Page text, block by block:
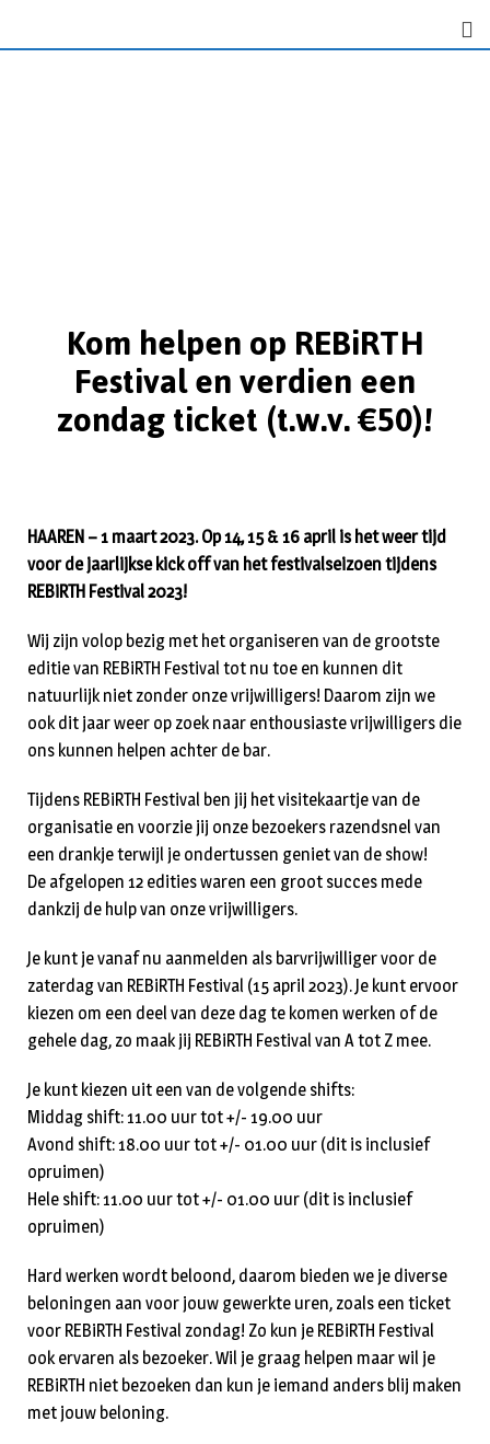
Kom helpen op REBiRTH
Festival en verdien een
zondag ticket (t.w.v. €50)!
HAAREN – 1 maart 2023. Op 14, 15 & 16 april is het weer tijd
voor de jaarlijkse kick off van het festivalseizoen tijdens
REBiRTH Festival 2023!
Wij zijn volop bezig met het organiseren van de grootste
editie van REBiRTH Festival tot nu toe en kunnen dit
natuurlijk niet zonder onze vrijwilligers! Daarom zijn we
ook dit jaar weer op zoek naar enthousiaste vrijwilligers die
ons kunnen helpen achter de bar.
Tijdens REBiRTH Festival ben jij het visitekaartje van de
organisatie en voorzie jij onze bezoekers razendsnel van
een drankje terwijl je ondertussen geniet van de show!
De afgelopen 12 edities waren een groot succes mede
dankzij de hulp van onze vrijwilligers.
Je kunt je vanaf nu aanmelden als barvrijwilliger voor de
zaterdag van REBiRTH Festival (15 april 2023). Je kunt ervoor
kiezen om een deel van deze dag te komen werken of de
gehele dag, zo maak jij REBiRTH Festival van A tot Z mee.
Je kunt kiezen uit een van de volgende shifts:
Middag shift: 11.00 uur tot +/- 19.00 uur
Avond shift: 18.00 uur tot +/- 01.00 uur (dit is inclusief
opruimen)
Hele shift: 11.00 uur tot +/- 01.00 uur (dit is inclusief
opruimen)
Hard werken wordt beloond, daarom bieden we je diverse
beloningen aan voor jouw gewerkte uren, zoals een ticket
voor REBiRTH Festival zondag! Zo kun je REBiRTH Festival
ook ervaren als bezoeker. Wil je graag helpen maar wil je
REBiRTH niet bezoeken dan kun je iemand anders blij maken
met jouw beloning.